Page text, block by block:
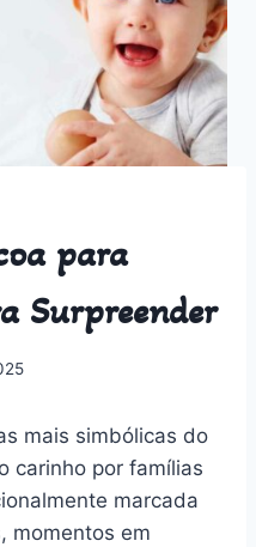
para
Surpreender
mais simbólicas do
carinho por famílias
marcada
momentos em